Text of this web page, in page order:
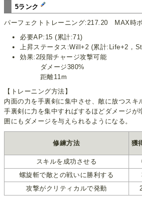
5ランク
パーフェクトトレーニング:217.20 MAX時
必要AP:15 (累計:71)
上昇ステータス:Will+2 (累計:Life+2，
効果:2段階チャージ攻撃可能
ダメージ380%
距離11m
【トレーニング方法】
内面の力を手裏剣に集中させ、敵に放つスキ
手裏剣に力を集中すればするほどダメージが
囲にもダメージを与えられるようになる。
修練方法 獲
スキルを成功させる
螺旋斬で敵との戦いに勝利する
攻撃がクリティカルで発動